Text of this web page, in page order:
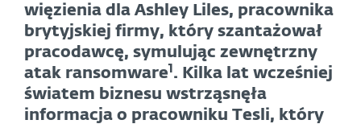
więzienia dla Ashley Liles, pracownika
brytyjskiej firmy, który szantażował
pracodawcę, symulując zewnętrzny
atak ransomware1 . Kilka lat wcześniej
światem biznesu wstrząsnęła
informacja o pracowniku Tesli, który